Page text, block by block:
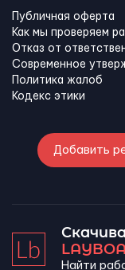
Публичная оферта
Как мы проверяем
Отказ от
Современное
Политика жалоб
Кодекс этики
Добавить
Найти